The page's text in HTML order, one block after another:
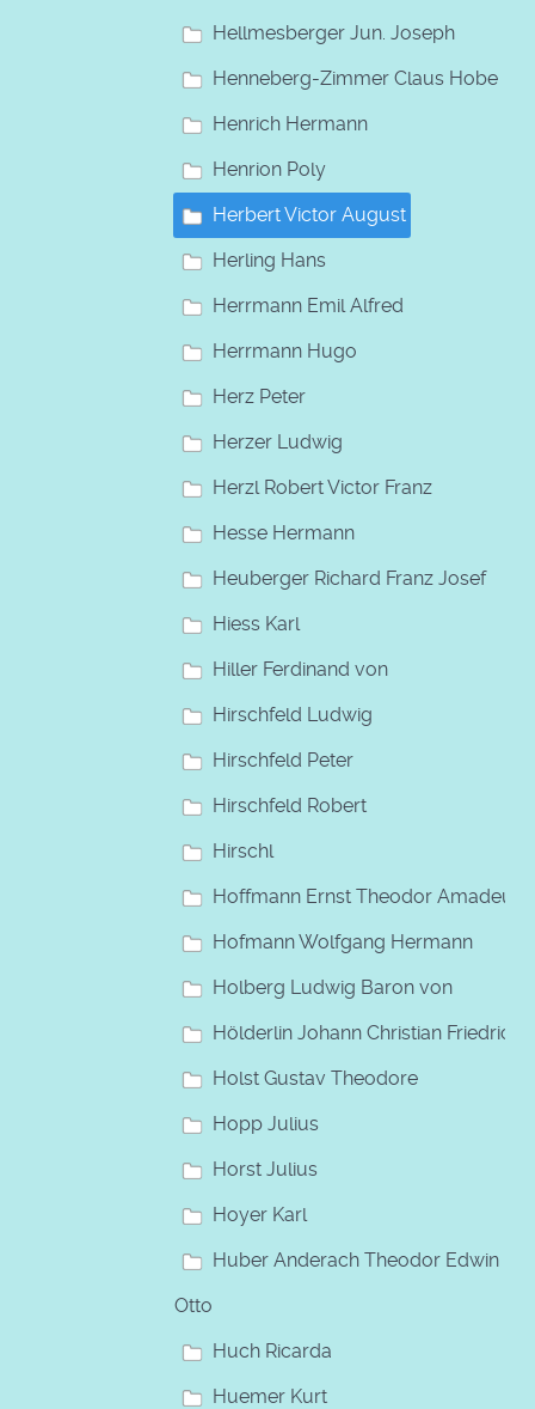
Hellmesberger Jun. Joseph
Henneberg-Zimmer Claus Hobe
Henrich Hermann
Henrion Poly
Herbert Victor August
Herling Hans
Herrmann Emil Alfred
Herrmann Hugo
Herz Peter
Herzer Ludwig
Herzl Robert Victor Franz
Hesse Hermann
Heuberger Richard Franz Josef
Hiess Karl
Hiller Ferdinand von
Hirschfeld Ludwig
Hirschfeld Peter
Hirschfeld Robert
Hirschl
Hoffmann Ernst Theodor Amadeus
Hofmann Wolfgang Hermann
Holberg Ludwig Baron von
Hölderlin Johann Christian Friedrich
Holst Gustav Theodore
Hopp Julius
Horst Julius
Hoyer Karl
Huber Anderach Theodor Edwin
Otto
Huch Ricarda
Huemer Kurt